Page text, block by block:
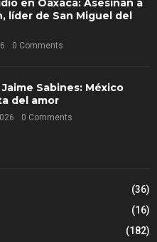
en Oaxaca: Asesinan a
líder de San Miguel del
0 Comments
Sabines: México
del amor
0 Comments
(36)
(16)
(182)